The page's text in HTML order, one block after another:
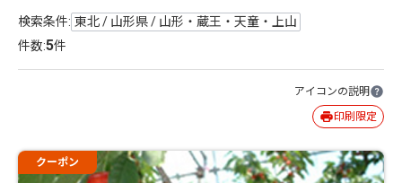
検索条件: 東北 / 山形県 / 山形・蔵王・天童・上山
件数:5件
アイコンの説明
印刷限定
クーポン